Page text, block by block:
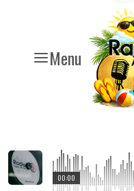
Menu
00:00